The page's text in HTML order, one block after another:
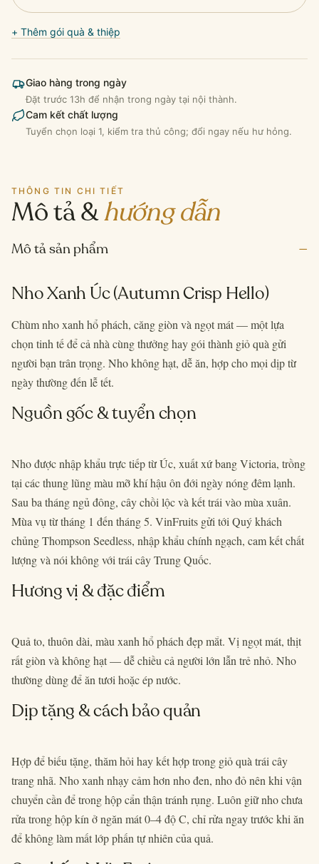
lượng
+ Thêm gói quà & thiệp
Giao hàng trong ngày
Đặt trước 13h để nhận trong ngày tại nội thành.
Cam kết chất lượng
Tuyển chọn loại 1, kiểm tra thủ công; đổi ngay nếu hư hỏng.
THÔNG TIN CHI TIẾT
Mô tả &hướng dẫn
Mô tả sản phẩm
–
Nho Xanh Úc (Autumn Crisp Hello)
Chùm nho xanh hổ phách, căng giòn và ngọt mát — một lựa
chọn tinh tế để cả nhà cùng thưởng hay gói thành giỏ quà gửi
người bạn trân trọng. Nho không hạt, dễ ăn, hợp cho mọi dịp từ
ngày thường đến lễ tết.
Nguồn gốc & tuyển chọn
Nho được nhập khẩu trực tiếp từ Úc, xuất xứ bang Victoria, trồng
tại các thung lũng màu mỡ khí hậu ôn đới ngày nóng đêm lạnh.
Sau ba tháng ngủ đông, cây chồi lộc và kết trái vào mùa xuân.
Mùa vụ từ tháng 1 đến tháng 5. VinFruits gửi tới Quý khách
chủng Thompson Seedless, nhập khẩu chính ngạch, cam kết chất
lượng và nói không với trái cây Trung Quốc.
Hương vị & đặc điểm
Quả to, thuôn dài, màu xanh hổ phách đẹp mắt. Vị ngọt mát, thịt
rất giòn và không hạt — dễ chiều cả người lớn lẫn trẻ nhỏ. Nho
thường dùng để ăn tươi hoặc ép nước.
Dịp tặng & cách bảo quản
Hợp để biếu tặng, thăm hỏi hay kết hợp trong giỏ quà trái cây
trang nhã. Nho xanh nhạy cảm hơn nho đen, nho đỏ nên khi vận
chuyển cần để trong hộp cẩn thận tránh rụng. Luôn giữ nho chưa
rửa trong hộp kín ở ngăn mát 0–4 độ C, chỉ rửa ngay trước khi ăn
để không làm mất lớp phấn tự nhiên của quả.